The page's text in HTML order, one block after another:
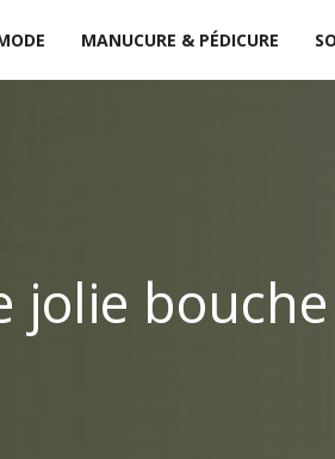
MANUCURE & PÉDICURE